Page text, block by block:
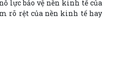
lực bảo vệ nền kinh tế của
rõ rệt của nền kinh tế hay